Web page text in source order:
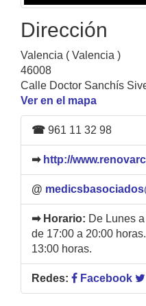
Dirección
Valencia ( Valencia )
46008
Calle Doctor Sanchís
Ver en el mapa
☎ 961 11 32 98
➡ http://
@
➡ Horario: De Lunes
de 17:00 a 20:00
13:00 horas.
Redes: Facebook